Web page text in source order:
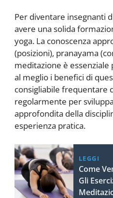
Per diventare insegnanti
avere una solida
yoga. La conoscenza
(posizioni), pranayama
meditazione è
al meglio i benefici di
consigliabile frequentare
regolarmente per
approfondita della
esperienza pratica.
LEGGI
Come
Gli